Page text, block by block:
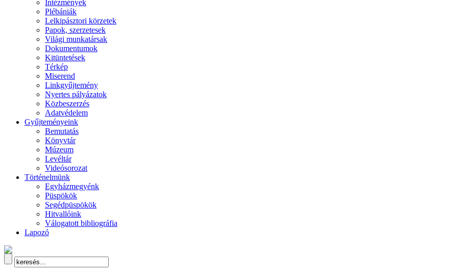
Intézmények
Plébániák
Lelkipásztori körzetek
Papok, szerzetesek
Világi munkatársak
Dokumentumok
Kitüntetések
Térkép
Miserend
Linkgyűjtemény
Nyertes pályázatok
Közbeszerzés
Adatvédelem
Gyűjteményeink
Bemutatás
Könyvtár
Múzeum
Levéltár
Videósorozat
Történelmünk
Egyházmegyénk
Püspökök
Segédpüspökök
Hitvallóink
Válogatott bibliográfia
Lapozó